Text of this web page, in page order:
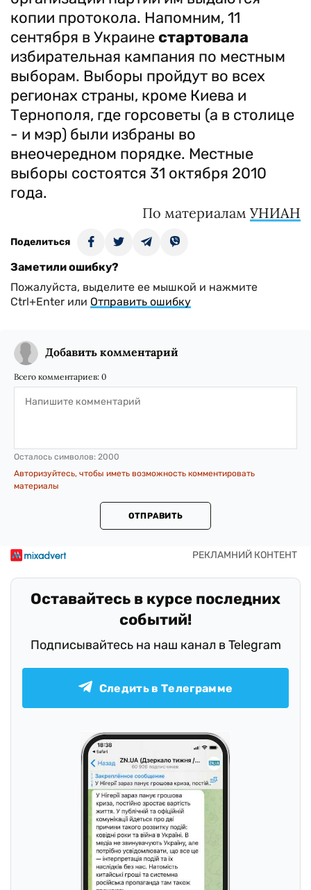
копии протокола. Напомним, 11
сентября в Украинестартовала
избирательная кампания по местным
выборам. Выборы пройдут во всех
регионах страны, кроме Киева и
Тернополя, где горсоветы (а в столице
- и мэр) были избраны во
внеочередном порядке. Местные
выборы состоятся 31 октября 2010
года.
По материалам УНИАН
Поделиться
Заметили ошибку?
Пожалуйста, выделите ее мышкой и нажмите
Ctrl+Enter или Отправить ошибку
Добавить комментарий
Всего комментариев: 0
Осталось символов: 2000
Авторизуйтесь, чтобы иметь возможность комментировать
материалы
ОТПРАВИТЬ
Оставайтесь в курсе последних
событий!
Подписывайтесь на наш канал в Telegram
Следить в Телеграмме